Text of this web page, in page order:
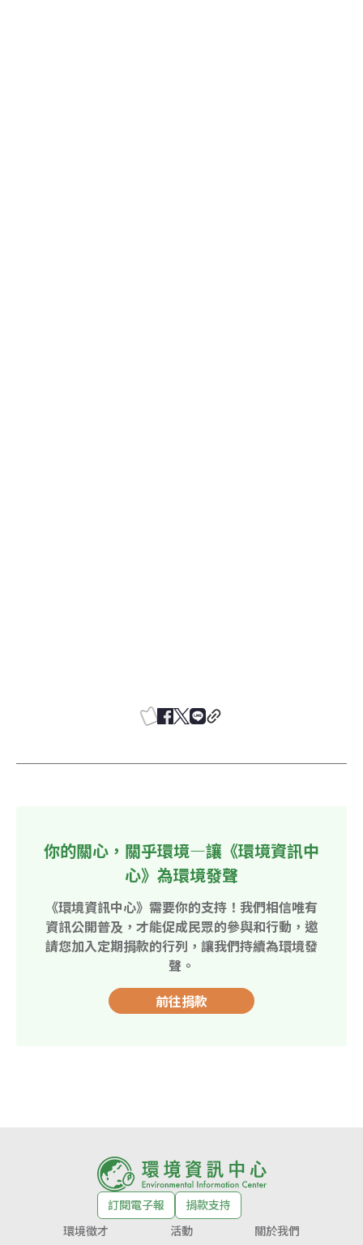
你的關心，關乎環境—讓《環境資訊中
心》為環境發聲
《環境資訊中心》需要你的支持！我們相信唯有
資訊公開普及，才能促成民眾的參與和行動，邀
請您加入定期捐款的行列，讓我們持續為環境發
聲。
前往捐款
訂閱電子報
捐款支持
環境徵才
活動
關於我們